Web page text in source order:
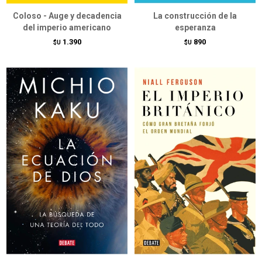
Coloso - Auge y decadencia
del imperio americano
$U 1.390
La construcción de la
esperanza
$U 890